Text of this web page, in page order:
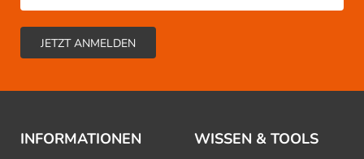
INFORMATIONEN WISSEN & TOOLS